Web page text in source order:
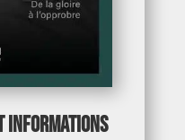
informations